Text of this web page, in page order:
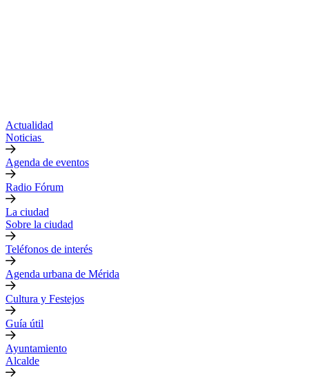
Actualidad
Noticias
Agenda de eventos
Radio Fórum
La ciudad
Sobre la ciudad
Teléfonos de interés
Agenda urbana de Mérida
Cultura y Festejos
Guía útil
Ayuntamiento
Alcalde